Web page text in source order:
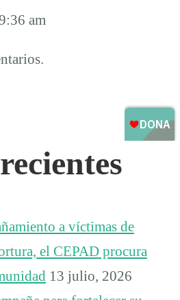
am
a víctimas de
el CEPAD procura
13 julio, 2026